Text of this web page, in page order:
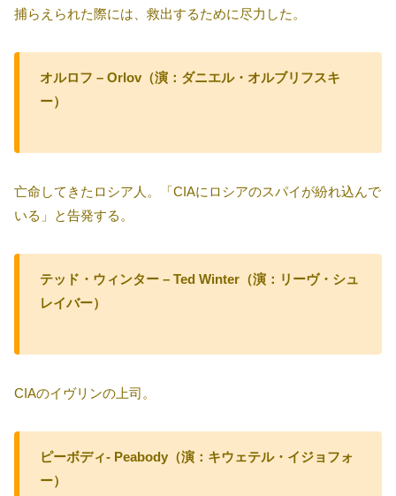
捕らえられた際には、救出するために尽力した。
オルロフ – Orlov（演：ダニエル・オルブリフスキ
ー）
亡命してきたロシア人。「CIAにロシアのスパイが紛れ込んで
いる」と告発する。
テッド・ウィンター – Ted Winter（演：リーヴ・シュ
レイバー）
CIAのイヴリンの上司。
ピーボディ- Peabody（演：キウェテル・イジョフォ
ー）